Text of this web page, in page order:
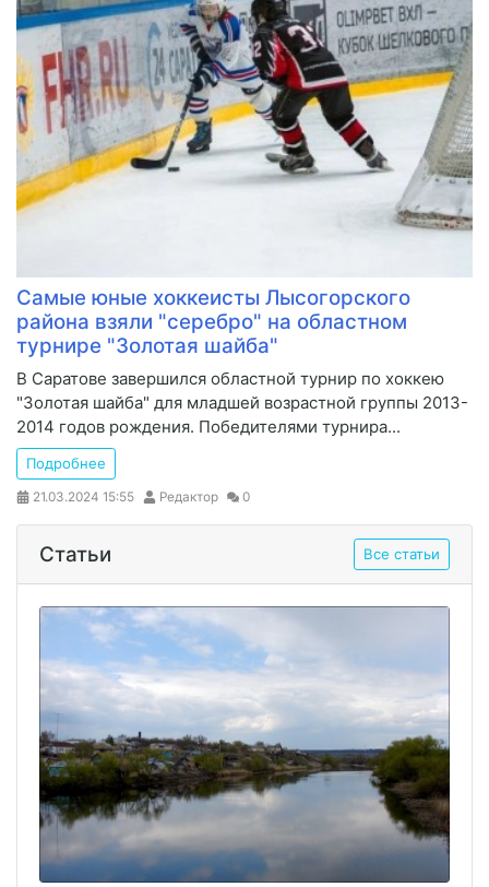
Самые юные хоккеисты Лысогорского
района взяли "серебро" на областном
турнире "Золотая шайба"
В Саратове завершился областной турнир по хоккею
"Золотая шайба" для младшей возрастной группы 2013-
2014 годов рождения. Победителями турнира...
Подробнее
21.03.2024 15:55 Редактор 0
Статьи Все статьи